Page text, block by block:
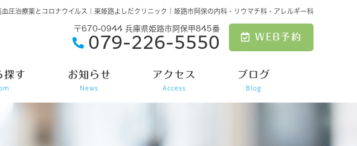
血圧治療薬とコロナウイルス｜東姫路よしだクリニック｜姫路市阿保の内科・リウマチ科・アレルギー科
〒670-0944 兵庫県姫路市阿保甲845番
079-226-5550 WEB予約
探す お知らせ
News
アクセス
Access
ブログ
Blog